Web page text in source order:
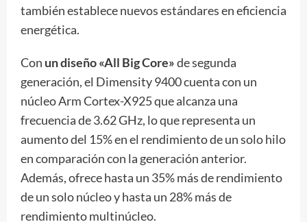
también establece nuevos estándares en eficiencia
energética.
Con un diseño «All Big Core»de segunda
generación, el Dimensity 9400 cuenta con un
núcleo Arm Cortex-X925 que alcanza una
frecuencia de 3.62 GHz, lo que representa un
aumento del 15% en el rendimiento de un solo hilo
en comparación con la generación anterior.
Además, ofrece hasta un 35% más de rendimiento
de un solo núcleo y hasta un 28% más de
rendimiento multinúcleo.